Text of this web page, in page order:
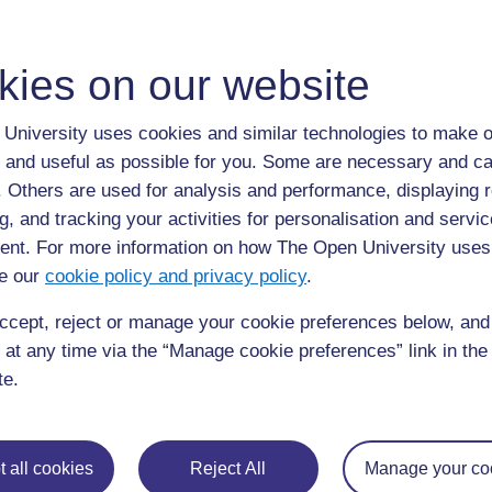
on our website
University uses cookies and similar technologies to make
useful as possible for you. Some are necessary and
Others are used for analysis and performance, displaying
and tracking your activities for personalisation and
For more information on how The Open University
our cookie policy and privacy policy.
reject or manage your cookie preferences below,
any time via the “Manage cookie preferences” link in
all cookies Reject All Manage your
Notre expérience.
Viviane a fourni aux élèves des orientations sur le type
pour présenter leurs arguments logiquement. Ils ont
ordinateur de taper leur lettre, et ont envoyé des
Activité clé : Une lettre adressée
journal pour exprimer un point de
Choisissez un sujet que vos élèves ont traité et
arguments dans une lettre adressée au directeur
Demandez-leur de réfléchir, en groupes, à ce qu'ils